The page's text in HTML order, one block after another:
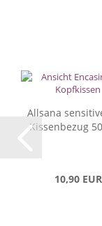
Allsana
Kissenbezug
10,90 EUR